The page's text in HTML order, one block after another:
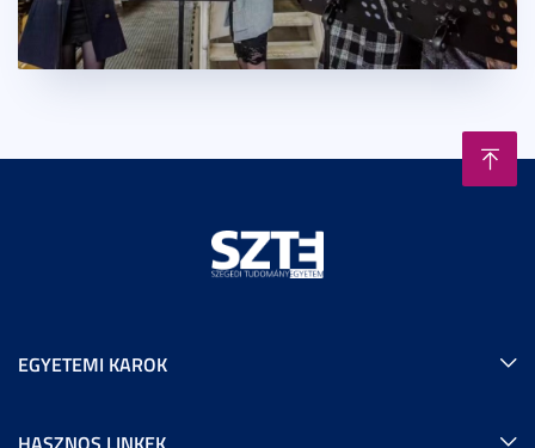
EGYETEMI KAROK